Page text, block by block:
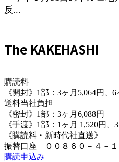
反...
The KAKEHASHI
購読料
《開封》1部：3ヶ月5,064円
送料当社負担
《密封》1部：3ヶ月6,088円
《手渡》1部：1ヶ月 1,520円、
《購読料・新時代社直送》
振替口座 ００８６０－４－
購読申込み